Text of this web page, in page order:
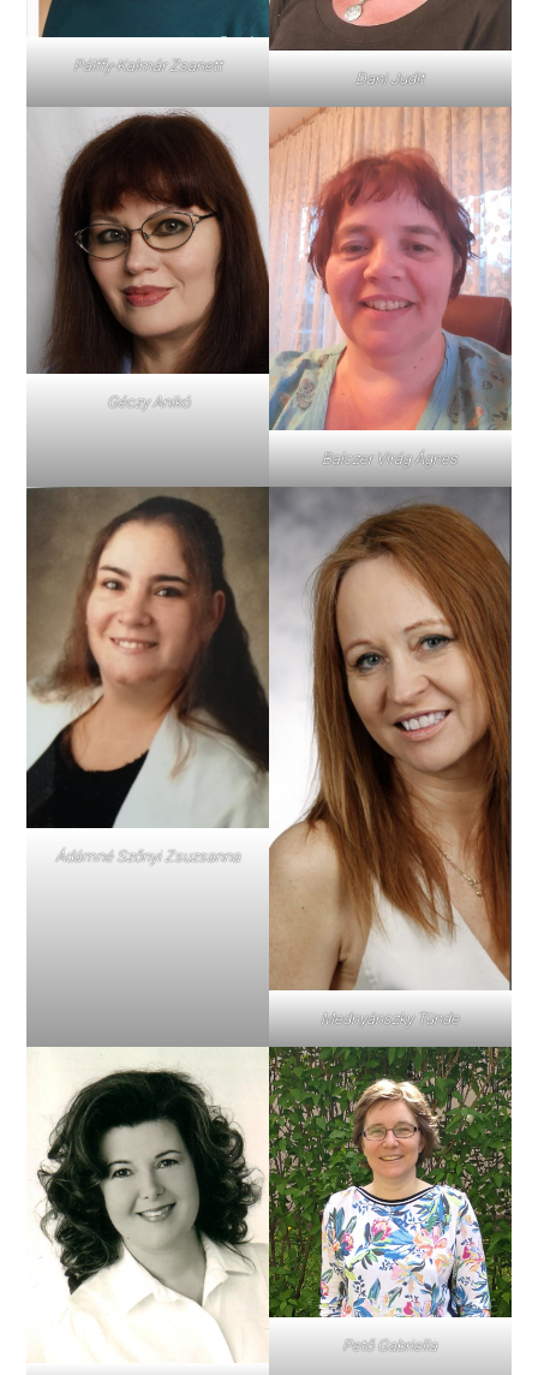
Pálffy-Kalmár Zsanett
Dani Judit
Géczy Anikó
Balczer Virág Ágnes
Ádámné Szőnyi Zsuzsanna
Mednyánszky Tünde
Pető Gabriella